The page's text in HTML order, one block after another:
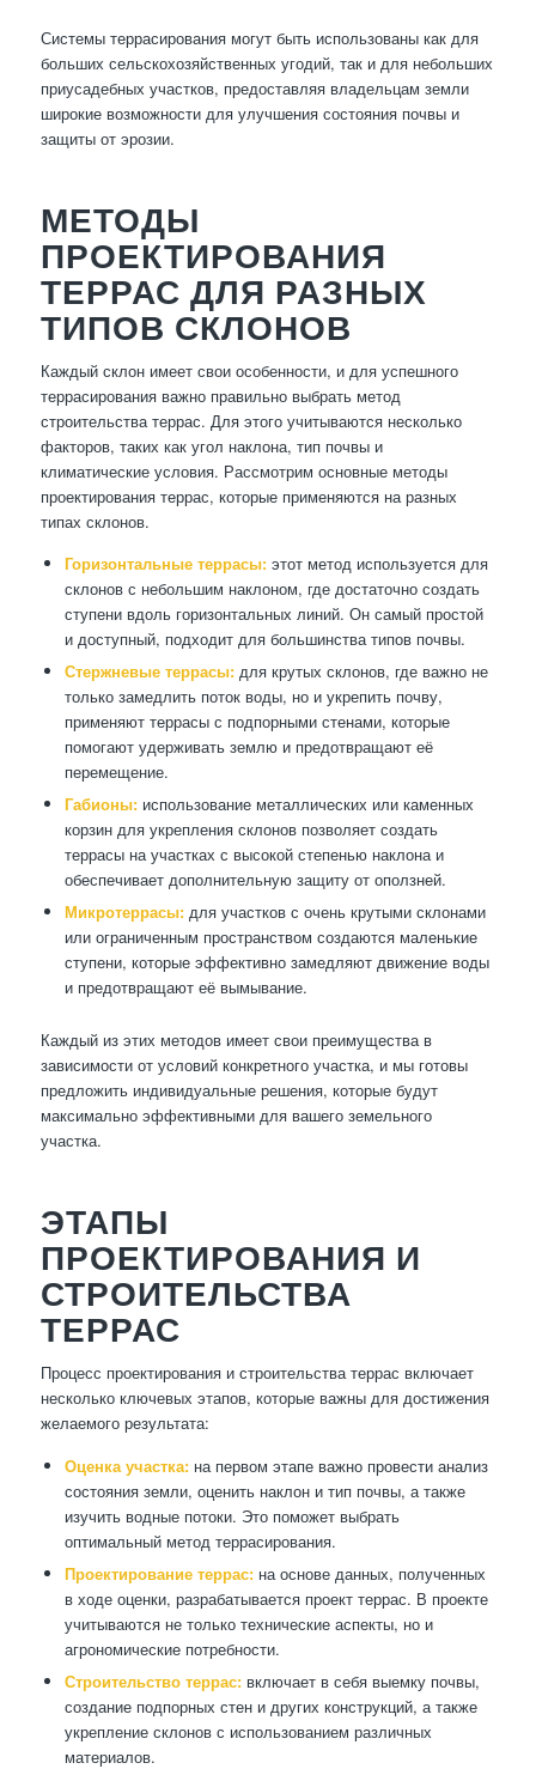
Системы террасирования могут быть использованы как для
больших сельскохозяйственных угодий, так и для небольших
приусадебных участков, предоставляя владельцам земли
широкие возможности для улучшения состояния почвы и
защиты от эрозии.
МЕТОДЫ
ПРОЕКТИРОВАНИЯ
ТЕРРАС ДЛЯ РАЗНЫХ
ТИПОВ СКЛОНОВ
Каждый склон имеет свои особенности, и для успешного
террасирования важно правильно выбрать метод
строительства террас. Для этого учитываются несколько
факторов, таких как угол наклона, тип почвы и
климатические условия. Рассмотрим основные методы
проектирования террас, которые применяются на разных
типах склонов.
Горизонтальные террасы:этот метод используется для
склонов с небольшим наклоном, где достаточно создать
ступени вдоль горизонтальных линий. Он самый простой
и доступный, подходит для большинства типов почвы.
Стержневые террасы:для крутых склонов, где важно не
только замедлить поток воды, но и укрепить почву,
применяют террасы с подпорными стенами, которые
помогают удерживать землю и предотвращают её
перемещение.
Габионы:использование металлических или каменных
корзин для укрепления склонов позволяет создать
террасы на участках с высокой степенью наклона и
обеспечивает дополнительную защиту от оползней.
Микротеррасы:для участков с очень крутыми склонами
или ограниченным пространством создаются маленькие
ступени, которые эффективно замедляют движение воды
и предотвращают её вымывание.
Каждый из этих методов имеет свои преимущества в
зависимости от условий конкретного участка, и мы готовы
предложить индивидуальные решения, которые будут
максимально эффективными для вашего земельного
участка.
ЭТАПЫ
ПРОЕКТИРОВАНИЯ И
СТРОИТЕЛЬСТВА
ТЕРРАС
Процесс проектирования и строительства террас включает
несколько ключевых этапов, которые важны для достижения
желаемого результата:
Оценка участка:на первом этапе важно провести анализ
состояния земли, оценить наклон и тип почвы, а также
изучить водные потоки. Это поможет выбрать
оптимальный метод террасирования.
Проектирование террас:на основе данных, полученных
в ходе оценки, разрабатывается проект террас. В проекте
учитываются не только технические аспекты, но и
агрономические потребности.
Строительство террас:включает в себя выемку почвы,
создание подпорных стен и других конструкций, а также
укрепление склонов с использованием различных
материалов.